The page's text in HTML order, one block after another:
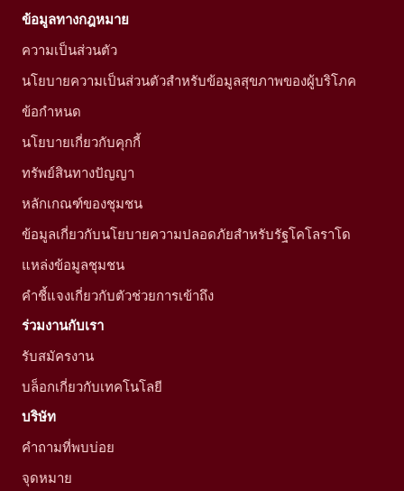
ข้อมูลทางกฎหมาย
ความเป็นส่วนตัว
นโยบายความเป็นส่วนตัวสำหรับข้อมูลสุขภาพของผู้บริโภค
ข้อกำหนด
นโยบายเกี่ยวกับคุกกี้
ทรัพย์สินทางปัญญา
หลักเกณฑ์ของชุมชน
ข้อมูลเกี่ยวกับนโยบายความปลอดภัยสำหรับรัฐโคโลราโด
แหล่งข้อมูลชุมชน
คำชี้แจงเกี่ยวกับตัวช่วยการเข้าถึง
ร่วมงานกับเรา
รับสมัครงาน
บล็อกเกี่ยวกับเทคโนโลยี
บริษัท
คำถามที่พบบ่อย
จุดหมาย